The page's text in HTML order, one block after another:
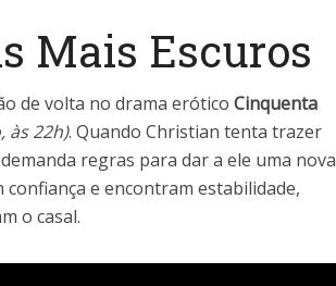
Mais Escuros
de volta no drama erótico Cinquenta
às 22h). Quando Christian tenta trazer
regras para dar a ele uma nova
e encontram estabilidade,
o casal.